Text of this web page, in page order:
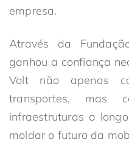
empresa.
Através da
ganhou a confiança
Volt não apenas
transportes, mas
infraestruturas a
moldar o futuro da